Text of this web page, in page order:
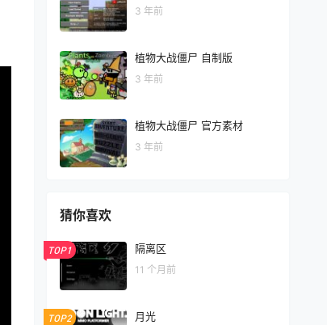
3 年前
植物大战僵尸 自制版
3 年前
植物大战僵尸 官方素材
3 年前
猜你喜欢
TOP1 隔离区
11 个月前
TOP2 月光